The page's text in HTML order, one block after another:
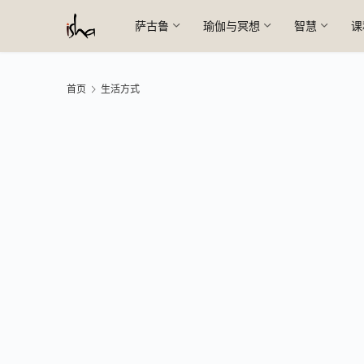
萨古鲁 瑜伽与冥想 智慧
首页 生活方式